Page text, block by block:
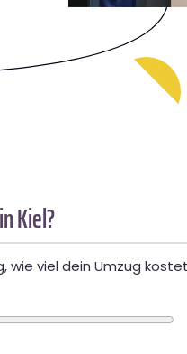
Kiel?
wie viel dein Umzug